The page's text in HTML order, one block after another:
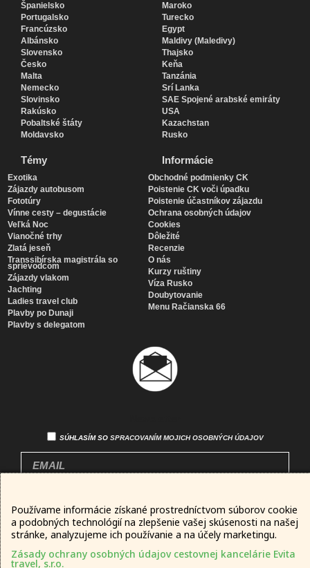
Španielsko
Portugalsko
Francúzsko
Albánsko
Slovensko
Česko
Malta
Nemecko
Slovinsko
Rakúsko
Pobaltské štáty
Moldavsko
Maroko
Turecko
Egypt
Maldivy (Maledivy)
Thajsko
Keňa
Tanzánia
Srí Lanka
SAE Spojené arabské emiráty
USA
Kazachstan
Rusko
Témy
Exotika
Zájazdy autobusom
Fototúry
Vínne cesty – degustácie
Veľká Noc
Vianočné trhy
Zlatá jeseň
Transsibírska magistrála so
sprievodcom
Zájazdy vlakom
Jachting
Ladies travel club
Plavby po Dunaji
Plavby s delegatom
Informácie
Obchodné podmienky CK
Poistenie CK voči úpadku
Poistenie účastníkov zájazdu
Ochrana osobných údajov
Cookies
Dôležité
Recenzie
O nás
Kurzy ruštiny
Víza Rusko
Doubytovanie
Menu Račianska 66
SÚHLASÍM SO SPRACOVANÍM MOJICH OSOBNÝCH ÚDAJOV
© 2016 – 2026 evita travel, s.r.o.
Používame informácie získané prostredníctvom súborov cookie
a podobných technológií na zlepšenie vašej skúsenosti na našej
stránke, analyzujeme ich používanie a na účely marketingu.
Zásady ochrany osobných údajov cestovnej kancelárie Evita
travel, s.r.o.